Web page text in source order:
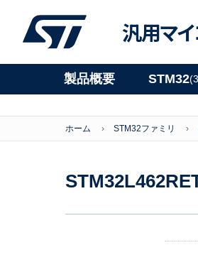
汎用マ
製品概要 STM32
ホーム STM32ファミリ